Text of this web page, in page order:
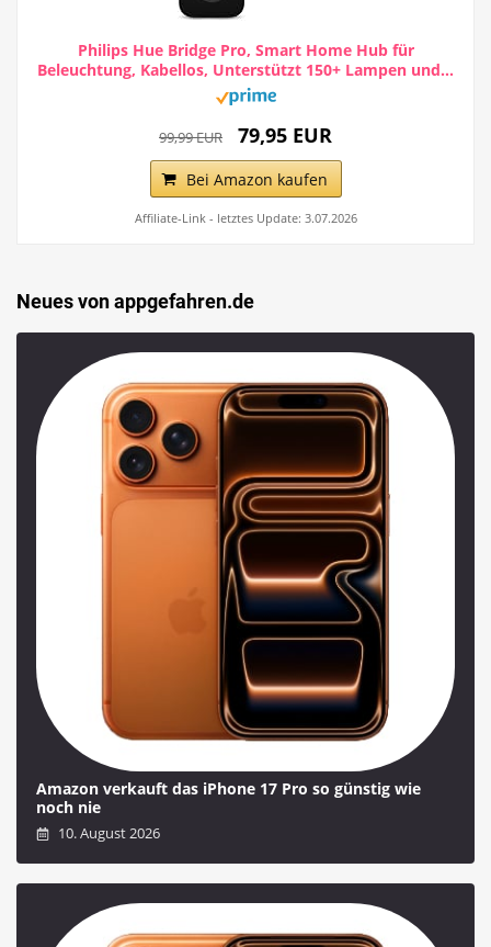
Philips Hue Bridge Pro, Smart Home Hub für
Beleuchtung, Kabellos, Unterstützt 150+ Lampen und...
99,99 EUR 79,95 EUR
Bei Amazon kaufen
Affiliate-Link - letztes Update: 3.07.2026
Neues von appgefahren.de
Amazon verkauft das iPhone 17 Pro so günstig wie
noch nie
10. August 2026